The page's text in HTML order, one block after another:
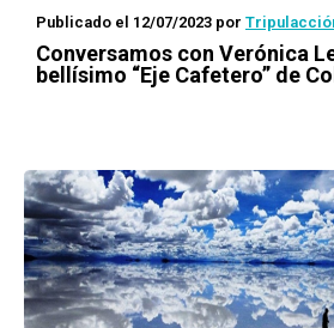
Publicado el 12/07/2023 por
Conversamos con Verónica
bellísimo “Eje Cafetero” de